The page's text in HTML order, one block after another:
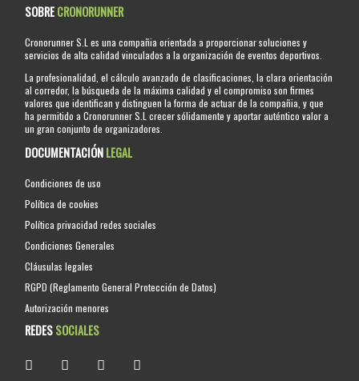
SOBRECRONORUNNER
Cronorunner S.L es una compañia orientada a proporcionar soluciones y
servicios de alta calidad vinculados a la organización de eventos deportivos.
La profesionalidad, el cálculo avanzado de clasificaciones, la clara orientación
al corredor, la búsqueda de la máxima calidad y el compromiso son firmes
valores que identifican y distinguen la forma de actuar de la compañia, y que
ha permitido a Cronorunner S.L crecer sólidamente y aportar auténtico valor a
un gran conjunto de organizadores.
DOCUMENTACIÓNLEGAL
Condiciones de uso
Política de cookies
Política privacidad redes sociales
Condiciones Generales
Cláusulas legales
RGPD (Reglamento General Protección de Datos)
Autorización menores
REDESSOCIALES